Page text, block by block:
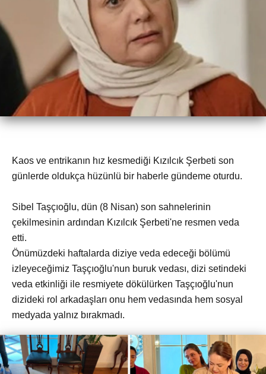
Kaos ve entrikanın hız kesmediği Kızılcık Şerbeti son
günlerde oldukça hüzünlü bir haberle gündeme oturdu.
Sibel Taşçıoğlu, dün (8 Nisan) son sahnelerinin
çekilmesinin ardından Kızılcık Şerbeti'ne resmen veda
etti.
Önümüzdeki haftalarda diziye veda edeceği bölümü
izleyeceğimiz Taşçıoğlu'nun buruk vedası, dizi setindeki
veda etkinliği ile resmiyete dökülürken Taşçıoğlu'nun
dizideki rol arkadaşları onu hem vedasında hem sosyal
medyada yalnız bırakmadı.